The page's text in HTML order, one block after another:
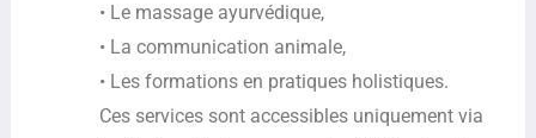
• Le massage ayurvédique,
• La communication animale,
• Les formations en pratiques holistiques.
Ces services sont accessibles uniquement via